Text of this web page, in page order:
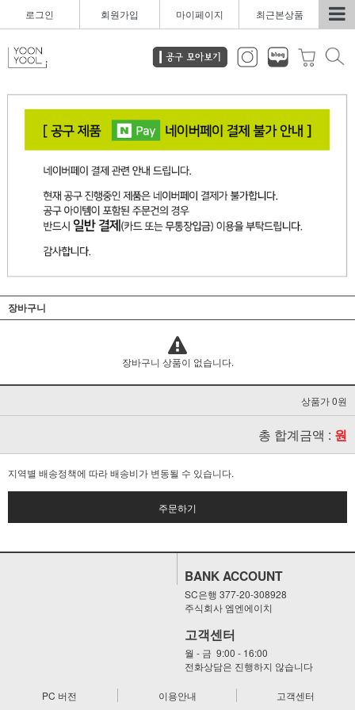
로그인 회원가입 마이페이지 최근본상품
장바구니
장바구니 상품이 없습니다.
상품가 0원
총 합계금액 : 원
지역별 배송정책에 따라 배송비가 변동될 수 있습니다.
주문하기
BANK ACCOUNT
SC은행 377-20-308928
주식회사 엠엔에이치
고객센터
월 - 금 9:00 - 16:00
전화상담은 진행하지 않습니다
PC 버전 이용안내 고객센터